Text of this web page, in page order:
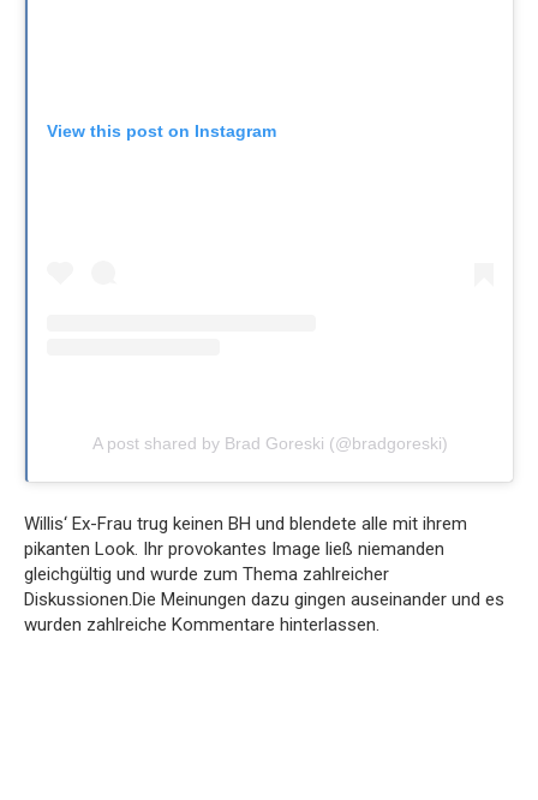
View this post on Instagram
A post shared by Brad Goreski (@bradgoreski)
Willis‘ Ex-Frau trug keinen BH und blendete alle mit ihrem
pikanten Look. Ihr provokantes Image ließ niemanden
gleichgültig und wurde zum Thema zahlreicher
Diskussionen.Die Meinungen dazu gingen auseinander und es
wurden zahlreiche Kommentare hinterlassen.